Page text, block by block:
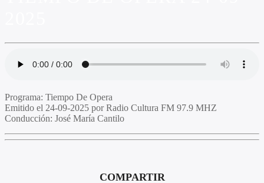
Programa: Tiempo De Opera
Emitido el 24-09-2025 por Radio Cultura FM 97.9 MHZ
Conducción: José María Cantilo
COMPARTIR